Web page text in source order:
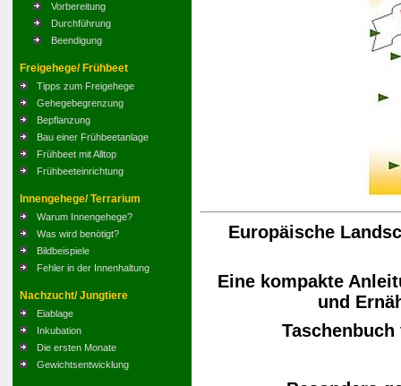
Vorbereitung
Durchführung
Beendigung
Freigehege/ Frühbeet
Tipps zum Freigehege
Gehegebegrenzung
Bepflanzung
Bau einer Frühbeetanlage
Frühbeet mit Alltop
Frühbeeteinrichtung
Innengehege/ Terrarium
Warum Innengehege?
Was wird benötigt?
Bildbeispiele
Fehler in der Innenhaltung
Nachzucht/ Jungtiere
Eiablage
Inkubation
Die ersten Monate
Gewichtsentwicklung
Europäische
Eine kompakte
und